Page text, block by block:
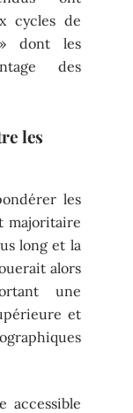
cycles de
dont les
des
les
les
majoritaire
long et la
alors
une
et
accessible